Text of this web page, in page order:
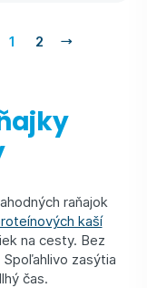
1 2
raňajok
kaší
na cesty. Bez
zasýtia
čas.